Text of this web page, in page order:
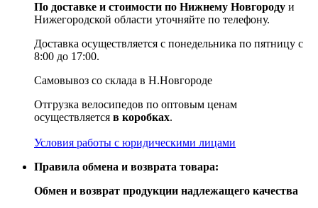
По доставке и стоимости по Нижнему Новгороду и
Нижегородской области уточняйте по телефону.
Доставка осуществляется с понедельника по пятницу с
8:00 до 17:00.
Самовывоз со склада в Н.Новгороде
Отгрузка велосипедов по оптовым ценам
осуществляется в коробках.
Условия работы с юридическими лицами
Правила обмена и возврата товара:
Обмен и возврат продукции надлежащего качества